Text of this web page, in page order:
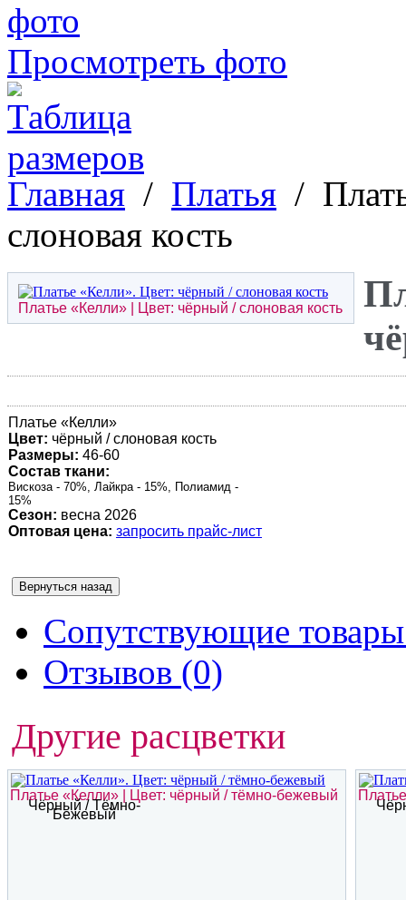
Просмотреть фото
Главная / Платья /
слоновая кость
Платье «Келли» | Цвет: чёрный / слоновая кость
Платье «Келли»
Цвет: чёрный / слоновая кость
Размеры: 46-60
Состав ткани:
Вискоза - 70%, Лайкра - 15%, Полиамид -
15%
Сезон: весна 2026
Оптовая цена: запросить прайс-лист
Сопутствующие
Отзывов (0)
Другие расцветки
Платье «Келли» | Цвет: чёрный / тёмно-бежевый
Чёрный / Тёмно-
Бежевый